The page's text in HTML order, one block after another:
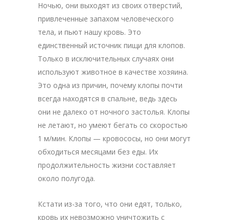
Ночью, они выходят из своих отверстий,
привлеченные запахом человеческого
тела, и пьют нашу кровь. Это
единственный источник пищи для клопов.
Только в исключительных случаях они
используют животное в качестве хозяина.
Это одна из причин, почему клопы почти
всегда находятся в спальне, ведь здесь
они не далеко от ночного застолья. Клопы
не летают, но умеют бегать со скоростью
1 м/мин. Клопы — кровососы, но они могут
обходиться месяцами без еды. Их
продолжительность жизни составляет
около полугода.
Кстати из-за того, что они едят, только,
кровь их невозможно уничтожить с